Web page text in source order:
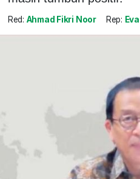
Red: Ahmad Fikri Noor Rep: